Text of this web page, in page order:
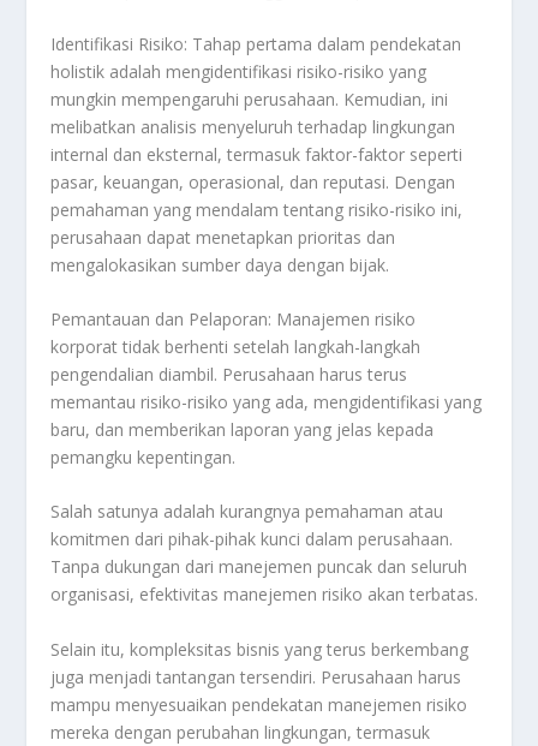
Identifikasi Risiko: Tahap pertama dalam pendekatan
holistik adalah mengidentifikasi risiko-risiko yang
mungkin mempengaruhi perusahaan. Kemudian, ini
melibatkan analisis menyeluruh terhadap lingkungan
internal dan eksternal, termasuk faktor-faktor seperti
pasar, keuangan, operasional, dan reputasi. Dengan
pemahaman yang mendalam tentang risiko-risiko ini,
perusahaan dapat menetapkan prioritas dan
mengalokasikan sumber daya dengan bijak.
Pemantauan dan Pelaporan: Manajemen risiko
korporat tidak berhenti setelah langkah-langkah
pengendalian diambil. Perusahaan harus terus
memantau risiko-risiko yang ada, mengidentifikasi yang
baru, dan memberikan laporan yang jelas kepada
pemangku kepentingan.
Salah satunya adalah kurangnya pemahaman atau
komitmen dari pihak-pihak kunci dalam perusahaan.
Tanpa dukungan dari manejemen puncak dan seluruh
organisasi, efektivitas manejemen risiko akan terbatas.
Selain itu, kompleksitas bisnis yang terus berkembang
juga menjadi tantangan tersendiri. Perusahaan harus
mampu menyesuaikan pendekatan manejemen risiko
mereka dengan perubahan lingkungan, termasuk